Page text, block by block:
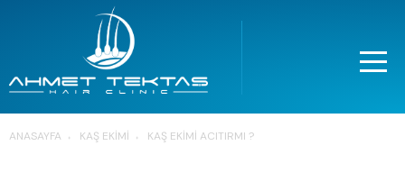
ANASAYFA KAŞ EKIMI KAŞ EKIMI ACITIRMI ?